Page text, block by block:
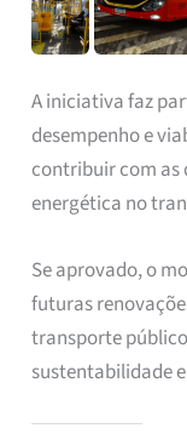
A iniciativa faz
desempenho e
contribuir com as
energética no
Se aprovado, o
futuras
transporte
sustentabilidade